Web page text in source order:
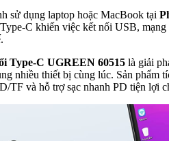
sử dụng laptop hoặc MacBook tại
C khiến việc kết nối USB,
Type-C UGREEN 60515 là giải
nhiều thiết bị cùng lúc. Sản
TF và hỗ trợ sạc nhanh PD tiện lợi